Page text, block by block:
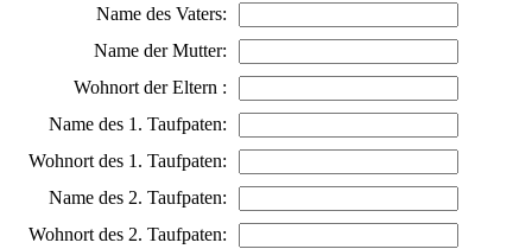
Name des Vaters:
Name der Mutter:
Wohnort der Eltern :
Name des 1. Taufpaten:
Wohnort des 1. Taufpaten:
Name des 2. Taufpaten:
Wohnort des 2. Taufpaten: